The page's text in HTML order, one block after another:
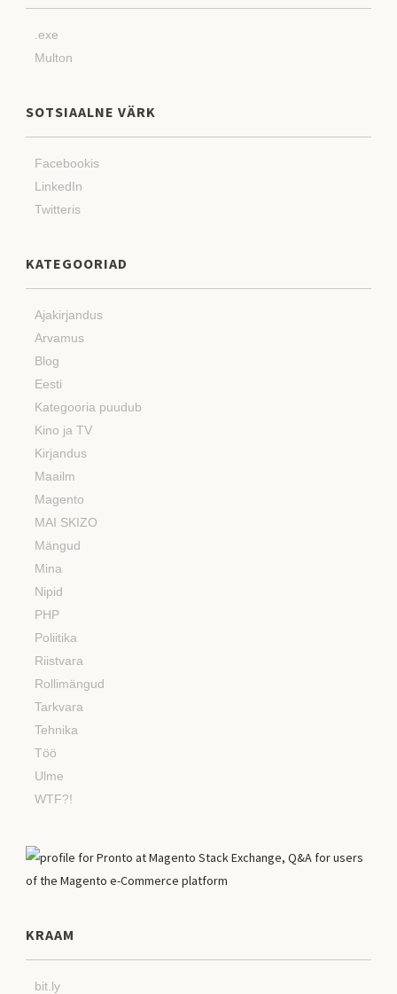
.exe
Multon
SOTSIAALNE VÄRK
Facebookis
LinkedIn
Twitteris
KATEGOORIAD
Ajakirjandus
Arvamus
Blog
Eesti
Kategooria puudub
Kino ja TV
Kirjandus
Maailm
Magento
MAI SKIZO
Mängud
Mina
Nipid
PHP
Poliitika
Riistvara
Rollimängud
Tarkvara
Tehnika
Töö
Ulme
WTF?!
KRAAM
bit.ly